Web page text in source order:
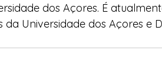
dos Açores. É
da Universidade dos Açores e